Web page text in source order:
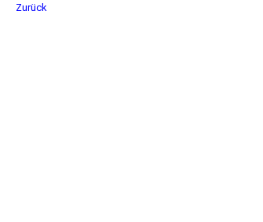
Zurück